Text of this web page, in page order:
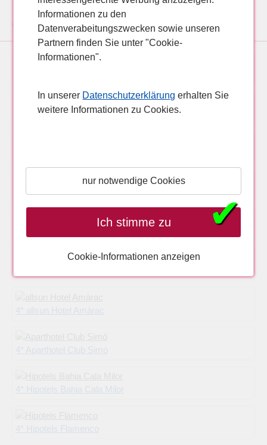
4*+ allsun Hotel Bahia del Este
4* Hipotels Dunas Cala Millor
4* allsun Hotel Amàrac
4* Aparthotel Club Simó
4* Hipotels Bahia Cala Milor
4* Hipotels Flamenco
Informationen zu den
Datenverabeitungszwecken sowie unseren
Partnern finden Sie unter "Cookie-
Informationen".
In unserer Datenschutzerklärung erhalten Sie
weitere Informationen zu Cookies.
nur notwendige Cookies
Ich stimme zu ✔
Cookie-Informationen anzeigen